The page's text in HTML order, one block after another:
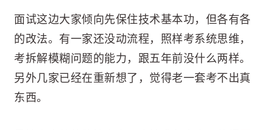
面试这边大家倾向先保住技术基本功，但各有各
的改法。有一家还没动流程，照样考系统思维，
考拆解模糊问题的能力，跟五年前没什么两样。
另外几家已经在重新想了，觉得老一套考不出真
东西。